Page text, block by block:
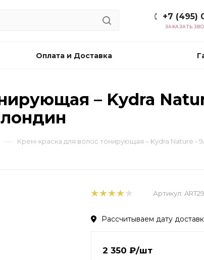
+7 (495)
ЗАКАЗАТЬ
Оплата и Доставка
– Kydra
— Крем-краска для волос тонирующая – Kydra Nature -
Артикул:
Рассчитываем дату
2 350 ₽/шт